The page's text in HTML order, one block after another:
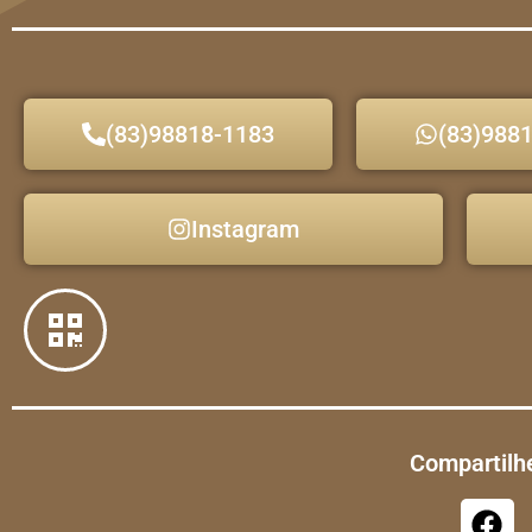
(83)98818-1183
Instagram